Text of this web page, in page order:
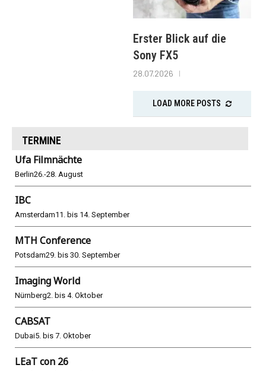
Erster Blick auf die
Sony FX5
28.07.2026
LOAD MORE POSTS
TERMINE
Ufa Filmnächte
Berlin26.-28. August
IBC
Amsterdam11. bis 14. September
MTH Conference
Potsdam29. bis 30. September
Imaging World
Nürnberg2. bis 4. Oktober
CABSAT
Dubai5. bis 7. Oktober
LEaT con 26